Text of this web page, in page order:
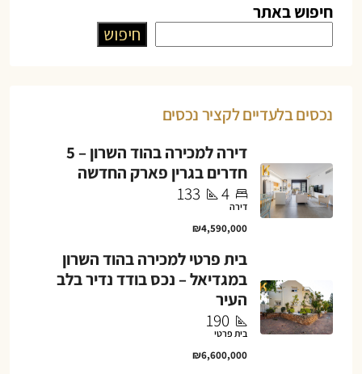
חיפוש באתר
חיפוש
נכסים בלעדיים לקציר נכסים
דירה למכירה בהוד השרון – 5
חדרים בגרין פארק החדשה
4
133
דירה
₪4,590,000
בית פרטי למכירה בהוד השרון
במגדיאל – נכס בודד נדיר בלב
העיר
190
בית פרטי
₪6,600,000